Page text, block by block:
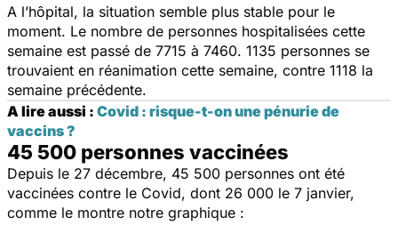
A l’hôpital, la situation semble plus stable pour le
moment. Le nombre de personnes hospitalisées cette
semaine est passé de 7715 à 7460. 1135 personnes se
trouvaient en réanimation cette semaine, contre 1118 la
semaine précédente.
A lire aussi : Covid : risque-t-on une pénurie de
vaccins ?
45 500 personnes vaccinées
Depuis le 27 décembre, 45 500 personnes ont été
vaccinées contre le Covid, dont 26 000 le 7 janvier,
comme le montre notre graphique :